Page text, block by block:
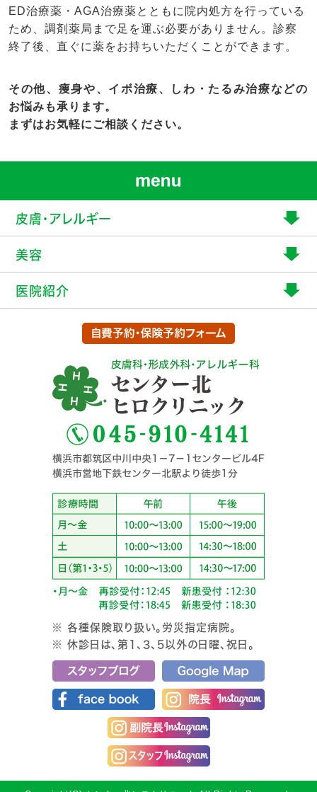
ED治療薬・AGA治療薬とともに院内処方を行っている
ため、調剤薬局まで足を運ぶ必要がありません。診察
終了後、直ぐに薬をお持ちいただくことができます。
その他、痩身や、イボ治療、しわ・たるみ治療などの
お悩みも承ります。
まずはお気軽にご相談ください。
皮膚・アレルギー
美容
医院紹介
※ 各種保険取り扱い。労災指定病院。
※ 休診日は、第1、3、5以外の日曜、祝日。